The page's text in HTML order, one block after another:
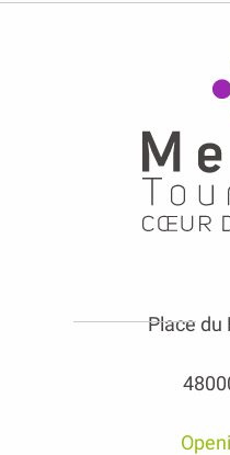
Place du